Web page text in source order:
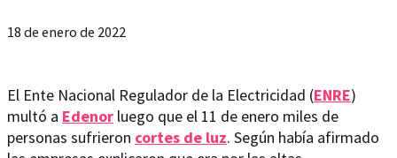
18 de enero de 2022
El Ente Nacional Regulador de la Electricidad (ENRE)
multó a Edenor luego que el 11 de enero miles de
personas sufrieron cortes de luz. Según había afirmado